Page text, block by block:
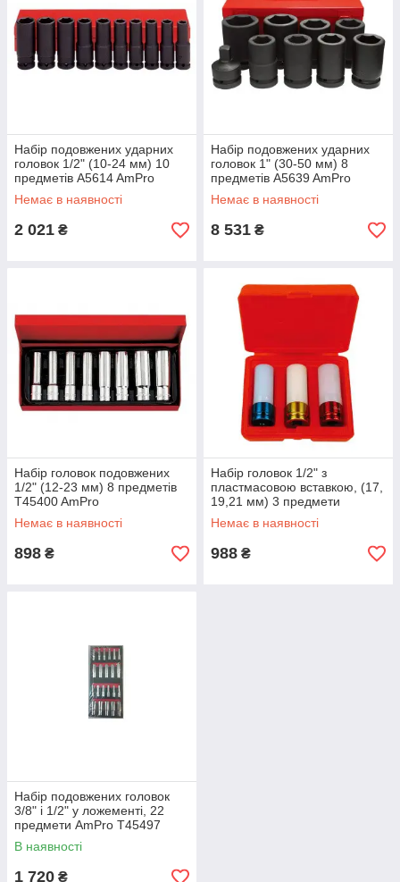
Набір подовжених ударних
головок 1/2" (10-24 мм) 10
предметів A5614 AmPro
Немає в наявності
2 021 ₴
Набір подовжених ударних
головок 1" (30-50 мм) 8
предметів A5639 AmPro
Немає в наявності
8 531 ₴
Набір головок подовжених
1/2" (12-23 мм) 8 предметів
T45400 AmPro
Немає в наявності
898 ₴
Набір головок 1/2" з
пластмасовою вставкою, (17,
19,21 мм) 3 предмети
T75793 AmPro
Немає в наявності
988 ₴
Набір подовжених головок
3/8" і 1/2" у ложементі, 22
предмети AmPro T45497
В наявності
1 720 ₴